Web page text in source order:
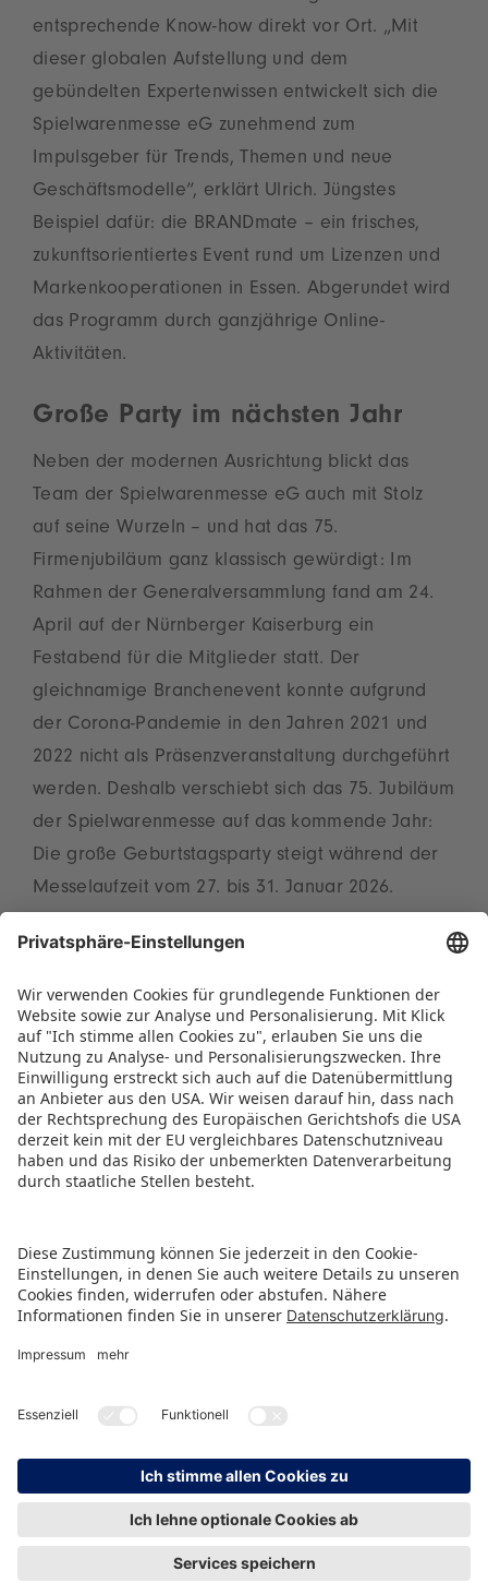
entsprechende Know-how direkt vor Ort. „Mit
dieser globalen Aufstellung und dem
gebündelten Expertenwissen entwickelt sich die
Spielwarenmesse eG zunehmend zum
Impulsgeber für Trends, Themen und neue
Geschäftsmodelle“, erklärt Ulrich. Jüngstes
Beispiel dafür: die BRANDmate – ein frisches,
zukunftsorientiertes Event rund um Lizenzen und
Markenkooperationen in Essen. Abgerundet wird
das Programm durch ganzjährige Online-
Aktivitäten.
Große Party im nächsten Jahr
Neben der modernen Ausrichtung blickt das
Team der Spielwarenmesse eG auch mit Stolz
auf seine Wurzeln – und hat das 75.
Firmenjubiläum ganz klassisch gewürdigt: Im
Rahmen der Generalversammlung fand am 24.
April auf der Nürnberger Kaiserburg ein
Festabend für die Mitglieder statt. Der
gleichnamige Branchenevent konnte aufgrund
der Corona-Pandemie in den Jahren 2021 und
2022 nicht als Präsenzveranstaltung durchgeführt
werden. Deshalb verschiebt sich das 75. Jubiläum
der Spielwarenmesse auf das kommende Jahr:
Die große Geburtstagsparty steigt während der
Messelaufzeit vom 27. bis 31. Januar 2026.
Teilnehmenden gebührend feiern – es ist ein
Moment der Wertschätzung für das Erreichte und
ein Ansporn, unsere Erfolgsgeschichte
gemeinsam mit der Branche in die Zukunft zu
tragen“, sagt Christian Ulrich.
PRESSEMITTEILUNG ALS PDF HERUNTERLADEN
© Spielwarenmesse eG, Herderstraße 7, 90427 Nürnberg
HINWEISGEBERSCHUTZ IMPRESSUM
DATENSCHUTZ
KONTAKT